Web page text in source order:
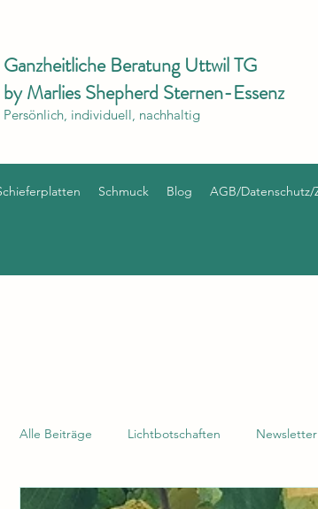
Ganzheitliche Beratung Uttwil TG
by Marlies Shepherd Sternen-Essenz
Persönlich, individuell, nachhaltig
Schmuck Blog AGB/Datenschutz/
Alle Beiträge Lichtbotschaften Newsletter